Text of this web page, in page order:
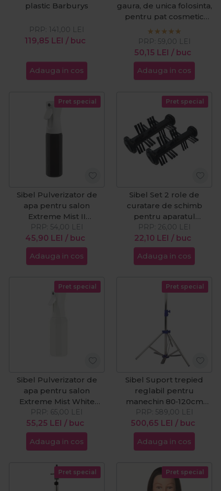
plastic Barburys
119,85 LEI / buc
PRP: 141,00 LEI
Adauga in cos
gaura, de unica folosinta,
pentru pat cosmetic
10buc/set
50,15 LEI / buc
PRP: 59,00 LEI
Adauga in cos
Pret special
Sibel Pulverizator de
apa pentru salon
Extreme Mist II
Black/White 300ml
45,90 LEI / buc
PRP: 54,00 LEI
Adauga in cos
Pret special
Sibel Set 2 role de
curatare de schimb
pentru aparatul
Steam&Clean
22,10 LEI / buc
PRP: 26,00 LEI
Adauga in cos
Pret special
Sibel Pulverizator de
apa pentru salon
Extreme Mist White
500ml
55,25 LEI / buc
PRP: 65,00 LEI
Adauga in cos
Pret special
Sibel Suport trepied
reglabil pentru
manechin 80‑120cm
Stand By Me
500,65 LEI / buc
PRP: 589,00 LEI
Adauga in cos
Pret special Pret special